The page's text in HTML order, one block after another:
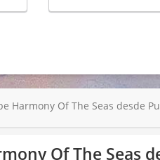
Harmony Of The Seas desde
Of The Seas